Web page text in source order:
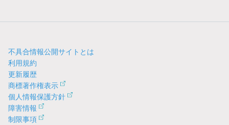
不具合情報公開サイトとは
利用規約
更新履歴
商標著作権表示
個人情報保護方針
障害情報
制限事項